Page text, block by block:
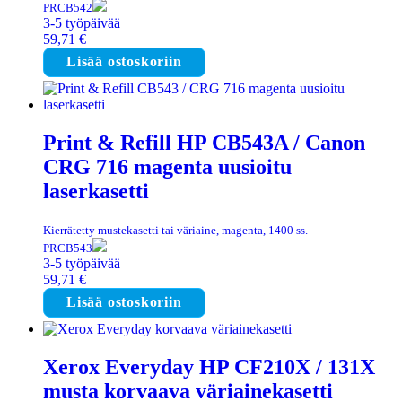
PRCB542
3-5 työpäivää
59,71 €
Lisää ostoskoriin
Print & Refill HP CB543A / Canon
CRG 716 magenta uusioitu
laserkasetti
Kierrätetty mustekasetti tai väriaine, magenta, 1400 ss.
PRCB543
3-5 työpäivää
59,71 €
Lisää ostoskoriin
Xerox Everyday HP CF210X / 131X
musta korvaava väriainekasetti